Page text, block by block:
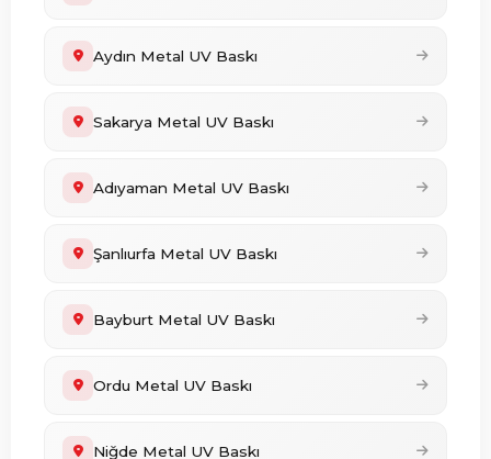
Aydın Metal UV Baskı
Sakarya Metal UV Baskı
Adıyaman Metal UV Baskı
Şanlıurfa Metal UV Baskı
Bayburt Metal UV Baskı
Ordu Metal UV Baskı
Niğde Metal UV Baskı